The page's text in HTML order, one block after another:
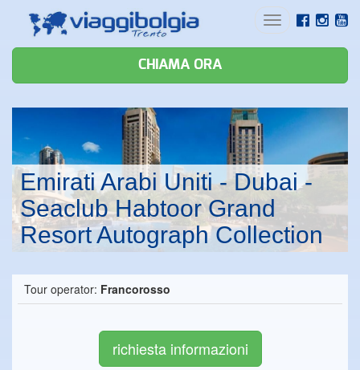
Toggle
CHIAMA ORA
Emirati Arabi Uniti - Dubai -
Seaclub Habtoor Grand
Resort Autograph Collection
Tour operator: Francorosso
richiesta informazioni